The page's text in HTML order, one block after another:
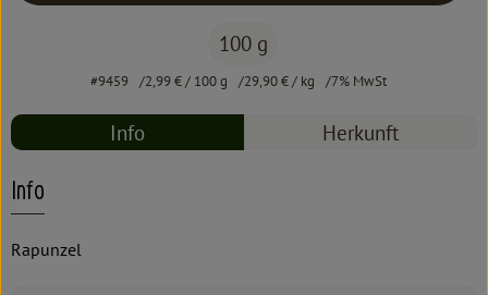
100 g
#9459 2,99 €/ 100 g 29,90 €/ kg 7% MwSt
Info Herkunft
Info
Rapunzel